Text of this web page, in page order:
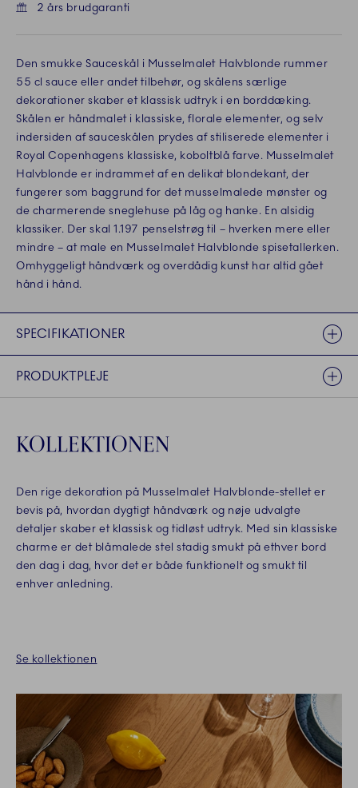
2 års brudgaranti
Den smukke Sauceskål i Musselmalet Halvblonde rummer
55 cl sauce eller andet tilbehør, og skålens særlige
dekorationer skaber et klassisk udtryk i en borddæking.
Skålen er håndmalet i klassiske, florale elementer, og selv
indersiden af sauceskålen prydes af stiliserede elementer i
Royal Copenhagens klassiske, koboltblå farve. Musselmalet
Halvblonde er indrammet af en delikat blondekant, der
fungerer som baggrund for det musselmalede mønster og
de charmerende sneglehuse på låg og hanke. En alsidig
klassiker. Der skal 1.197 penselstrøg til – hverken mere eller
mindre – at male en Musselmalet Halvblonde spisetallerken.
Omhyggeligt håndværk og overdådig kunst har altid gået
hånd i hånd.
SPECIFIKATIONER
PRODUKTPLEJE
KOLLEKTIONEN
Den rige dekoration på Musselmalet Halvblonde-stellet er
bevis på, hvordan dygtigt håndværk og nøje udvalgte
detaljer skaber et klassisk og tidløst udtryk. Med sin klassiske
charme er det blåmalede stel stadig smukt på ethver bord
den dag i dag, hvor det er både funktionelt og smukt til
enhver anledning.
Se kollektionen